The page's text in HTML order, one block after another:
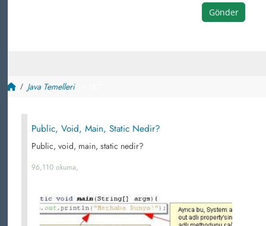
Gönder
Java Temelleri
Public, Void, Main, Static Nedir?
Public, void, main, static nedir?
96,110 okuma,